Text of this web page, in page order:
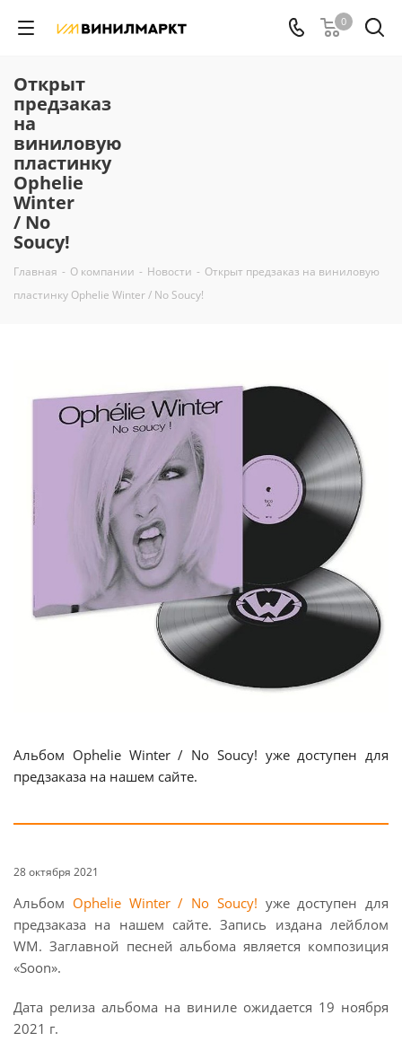
0
Открыт
предзаказ
на
виниловую
пластинку
Ophelie
Winter
/ No
Soucy!
Главная - О компании - Новости - Открыт предзаказ на виниловую
пластинку Ophelie Winter / No Soucy!
Альбом Ophelie Winter / No Soucy! уже доступен для
предзаказа на нашем сайте.
28 октября 2021
Альбом Ophelie Winter / No Soucy! уже доступен для
предзаказа на нашем сайте. Запись издана лейблом
WM. Заглавной песней альбома является композиция
«Soon».
Дата релиза альбома на виниле ожидается 19 ноября
2021 г.